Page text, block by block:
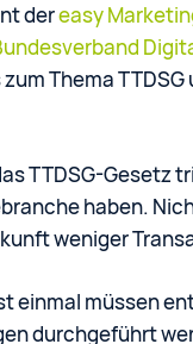
dereasy
Thema
TTDSG-Gesetz
haben.
weniger
einmal müssen
durchgeführt